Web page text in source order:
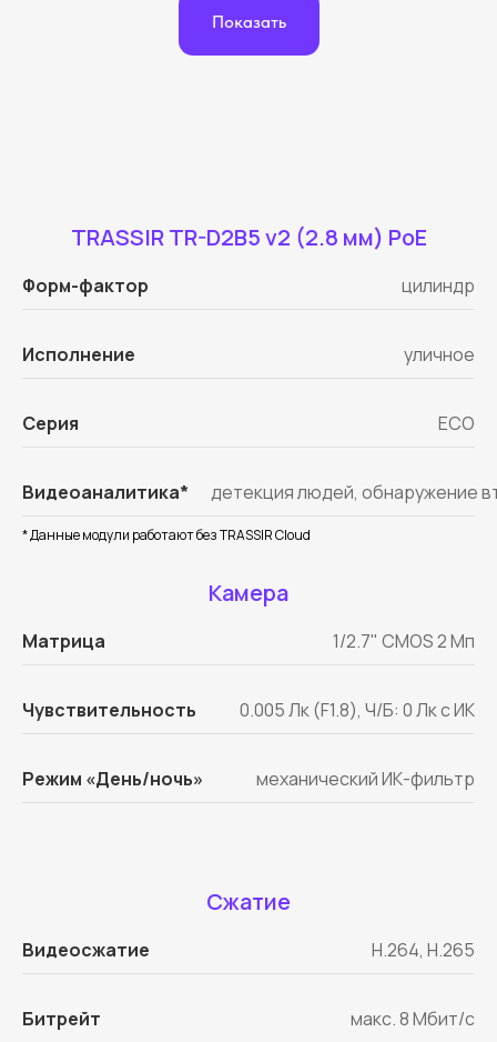
Показать
TRASSIR TR-D2B5 v2 (2.8 мм) PoE
Форм-фактор цилиндр
Исполнение уличное
Серия ECO
Видеоаналитика* детекция людей, обнаружение
* Данные модули работают без TRASSIR Cloud
Камера
Матрица 1/2.7" CMOS 2 Мп
Чувствительность 0.005 Лк (F1.8), Ч/Б: 0 Лк с ИК
Режим «День/ночь» механический ИК-фильтр
Сжатие
Видеосжатие H.264, H.265
Битрейт макс. 8 Мбит/с